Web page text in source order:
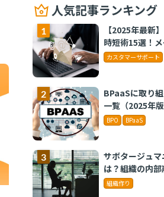
人気記事ランキング
【2025年最新
時短術15選！
タスク管理のテ
カスタマーサポート
BPaaSに取り
一覧（2025年版
BPO BPaaS
サボタージュマ
は？組織の内
るバイブル
組織作り